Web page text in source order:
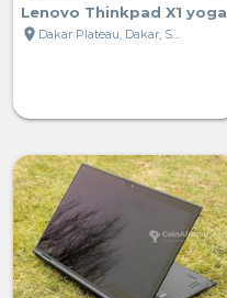
Lenovo Thinkpad X1 yoga
location_on
Dakar Plateau, Dakar, Sénégal